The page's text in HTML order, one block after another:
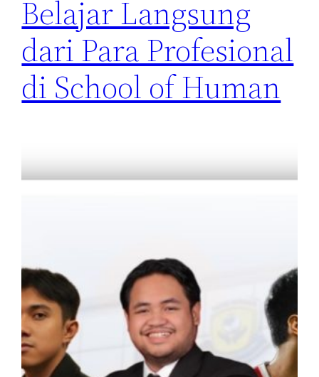
Belajar Langsung
dari Para Profesional
di School of Human